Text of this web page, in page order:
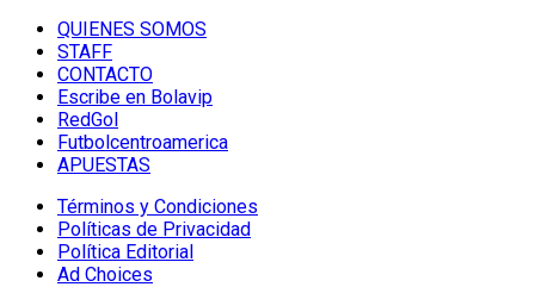
QUIENES SOMOS
STAFF
CONTACTO
Escribe en Bolavip
RedGol
Futbolcentroamerica
APUESTAS
Términos y Condiciones
Políticas de Privacidad
Política Editorial
Ad Choices